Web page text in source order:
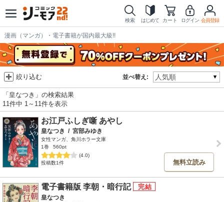
検索 はじめて カート ログイン 会員登録
漫画（マンガ）・電子書籍が国内最大級!!
並べ替え:
絞り込む
「皇なつき」の検索結果
11件中 1～11件を表示
お江戸ふしぎ噺 あやし
皇なつき / 宮部みゆき
女性マンガ、角川ホラー文庫
1巻
560pt
(4.0)
投稿数1件
無料立読み
電子書籍版 李朝・暗行記
皇なつき